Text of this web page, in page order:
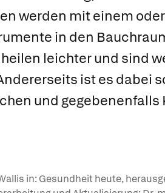
werden mit einem
in den
leichter und sind
ist es dabei
und
in: Gesundheit heute,